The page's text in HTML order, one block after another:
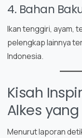
4. Bahan
Ikan tenggiri, ayam,
pelengkap lainnya
Indonesia.
Kisah
Alkes
Menurut laporan